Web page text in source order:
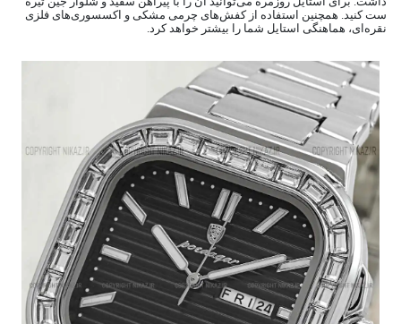
ست کنید. همچنین استفاده از کفش‌های چرمی مشکی و اکسسوری‌های فلزی
نقره‌ای، هماهنگی استایل شما را بیشتر خواهد کرد.